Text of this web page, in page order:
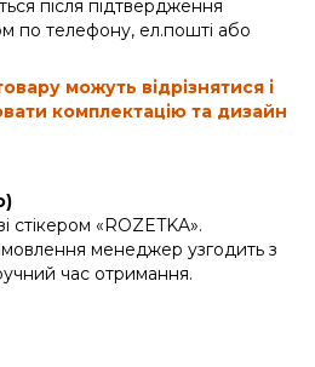
після підтвердження
по телефону, ел.пошті або
можуть відрізнятися і
комплектацію та дизайн
стікером «ROZETKA».
менеджер узгодить з
час отримання.